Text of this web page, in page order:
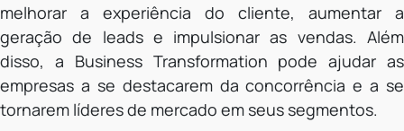
melhorar a experiência do cliente, aumentar a
geração de leads e impulsionar as vendas. Além
disso, a Business Transformation pode ajudar as
empresas a se destacarem da concorrência e a se
tornarem líderes de mercado em seus segmentos.